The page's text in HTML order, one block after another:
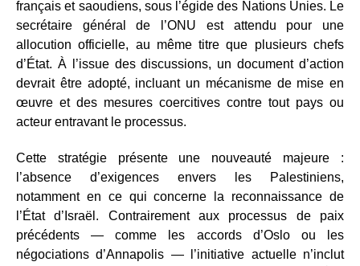
français et saoudiens, sous l’égide des Nations Unies. Le
secrétaire général de l’ONU est attendu pour une
allocution officielle, au même titre que plusieurs chefs
d’État. À l’issue des discussions, un document d’action
devrait être adopté, incluant un mécanisme de mise en
œuvre et des mesures coercitives contre tout pays ou
acteur entravant le processus.
Cette stratégie présente une nouveauté majeure :
l’absence d’exigences envers les Palestiniens,
notamment en ce qui concerne la reconnaissance de
l’État d’Israël. Contrairement aux processus de paix
précédents — comme les accords d’Oslo ou les
négociations d’Annapolis — l’initiative actuelle n’inclut